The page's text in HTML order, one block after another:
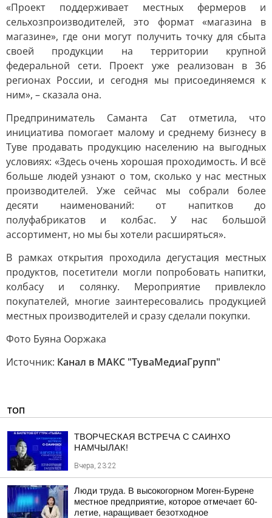
«Проект поддерживает местных фермеров и
сельхозпроизводителей, это формат «магазина в
магазине», где они могут получить точку для сбыта
своей продукции на территории крупной
федеральной сети. Проект уже реализован в 36
регионах России, и сегодня мы присоединяемся к
ним», – сказала она.
Предприниматель Саманта Сат отметила, что
инициатива помогает малому и среднему бизнесу в
Туве продавать продукцию населению на выгодных
условиях: «Здесь очень хорошая проходимость. И всё
больше людей узнают о том, сколько у нас местных
производителей. Уже сейчас мы собрали более
десяти наименований: от напитков до
полуфабрикатов и колбас. У нас большой
ассортимент, но мы бы хотели расширяться».
В рамках открытия проходила дегустация местных
продуктов, посетители могли попробовать напитки,
колбасу и солянку. Мероприятие привлекло
покупателей, многие заинтересовались продукцией
местных производителей и сразу сделали покупки.
Фото Буяна Ооржака
Источник: Канал в МАКС "ТуваМедиаГрупп"
ТОП
ТВОРЧЕСКАЯ ВСТРЕЧА С САИНХО
НАМЧЫЛАК!
Вчера, 23:22
Люди труда. В высокогорном Моген-Бурене
местное предприятие, которое отмечает 60-
летие, наращивает безотходное